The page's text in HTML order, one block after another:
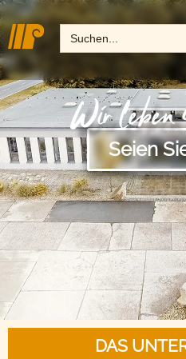
Search
for:
Wir leben
Seien
DAS